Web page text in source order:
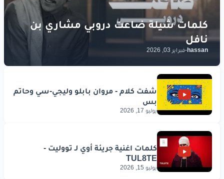
hassan
-فبراير 03, 2026
يوليو 17, 2026
يوليو 15, 2026